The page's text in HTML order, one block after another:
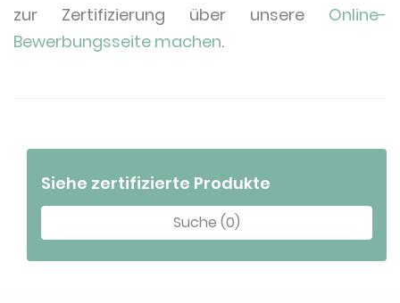
zur Zertifizierung über unsere Online-
Bewerbungsseite machen.
Siehe zertifizierte Produkte
Suche (0)